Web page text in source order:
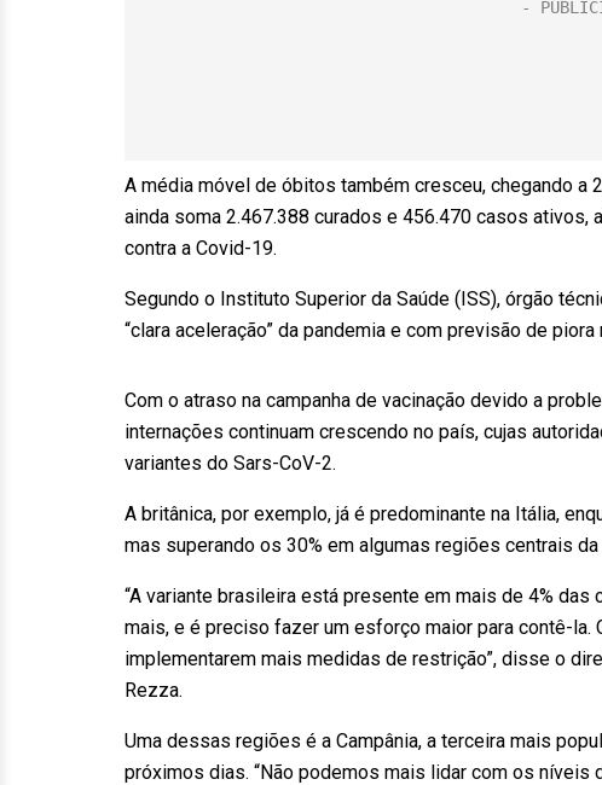
A média móvel de óbitos também cresceu, chegando a
ainda soma 2.467.388 curados e 456.470 casos
contra a Covid-19.
Segundo o Instituto Superior da Saúde (ISS), órgão
“clara aceleração” da pandemia e com previsão de
Com o atraso na campanha de vacinação devido a
internações continuam crescendo no país, cujas
variantes do Sars-CoV-2.
A britânica, por exemplo, já é predominante na Itália,
mas superando os 30% em algumas regiões centrais
“A variante brasileira está presente em mais de 4%
mais, e é preciso fazer um esforço maior para contê-
implementarem mais medidas de restrição”, disse o
Rezza.
Uma dessas regiões é a Campânia, a terceira mais
próximos dias. “Não podemos mais lidar com os